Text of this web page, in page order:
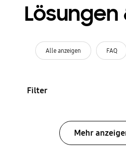
Lösungen
Alle anzeigen FAQ
Filter
Mehr